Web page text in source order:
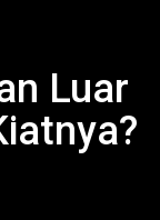
Luar